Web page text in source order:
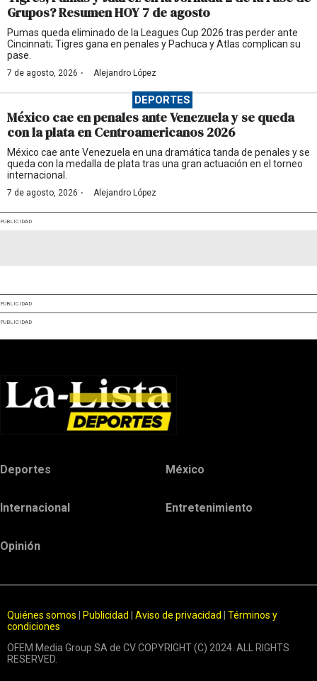
Grupos? Resumen HOY 7 de agosto
Pumas queda eliminado de la Leagues Cup 2026 tras perder ante
Cincinnati; Tigres gana en penales y Pachuca y Atlas complican su
pase.
7 de agosto, 2026 · Alejandro López
DEPORTES
México cae en penales ante Venezuela y se queda
con la plata en Centroamericanos 2026
México cae ante Venezuela en una dramática tanda de penales y se
queda con la medalla de plata tras una gran actuación en el torneo
internacional.
7 de agosto, 2026 · Alejandro López
PUBLICIDAD
PUBLICIDAD
PUBLICIDAD
Deportes México
Internacional Entretenimiento
Opinión
Quiénes somos Publicidad Aviso de privacidad
Términos y
condiciones
OFEM Media Group SA de CV COPYRIGHT (C) 2024. ALL RIGHTS
RESERVED.